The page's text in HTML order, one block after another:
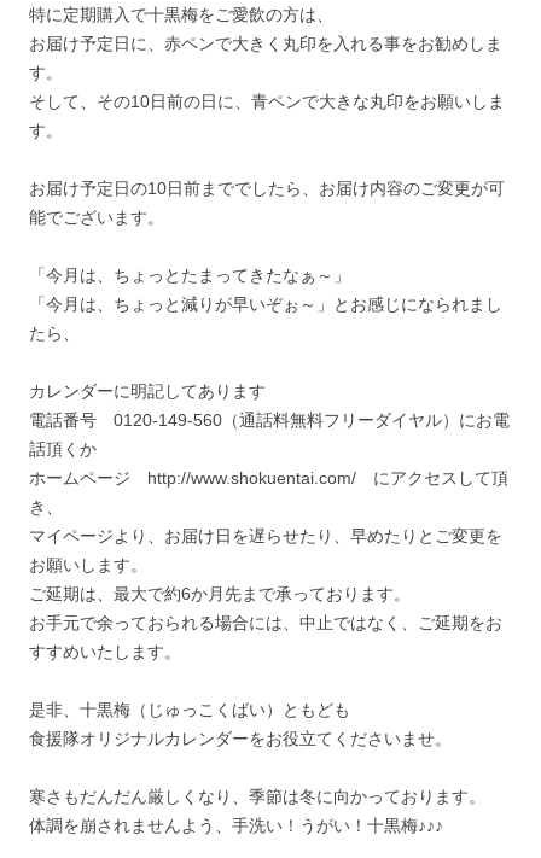
特に定期購入で十黒梅をご愛飲の方は、
お届け予定日に、赤ペンで大きく丸印を入れる事をお勧めしま
す。
そして、その10日前の日に、青ペンで大きな丸印をお願いしま
す。
お届け予定日の10日前まででしたら、お届け内容のご変更が可
能でございます。
「今月は、ちょっとたまってきたなぁ～」
「今月は、ちょっと減りが早いぞぉ～」とお感じになられまし
たら、
カレンダーに明記してあります
電話番号 0120-149-560（通話料無料フリーダイヤル）にお電
話頂くか
ホームページ http://www.shokuentai.com/ にアクセスして頂
き、
マイページより、お届け日を遅らせたり、早めたりとご変更を
お願いします。
ご延期は、最大で約6か月先まで承っております。
お手元で余っておられる場合には、中止ではなく、ご延期をお
すすめいたします。
是非、十黒梅（じゅっこくばい）ともども
食援隊オリジナルカレンダーをお役立てくださいませ。
寒さもだんだん厳しくなり、季節は冬に向かっております。
体調を崩されませんよう、手洗い！うがい！十黒梅♪♪♪